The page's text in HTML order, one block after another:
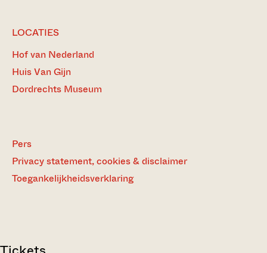
LOCATIES
Hof van Nederland
Huis Van Gijn
Dordrechts Museum
Pers
Privacy statement, cookies & disclaimer
Toegankelijkheidsverklaring